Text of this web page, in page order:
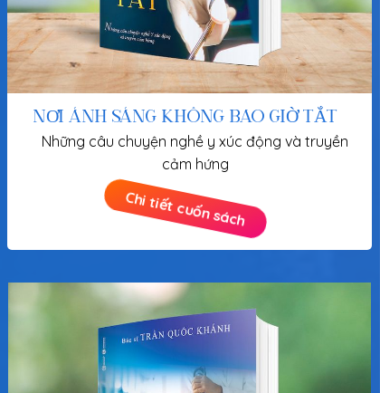
Những câu chuyện nghề y xúc động và truyền
cảm hứng
NƠI ÁNH SÁNG KHÔNG BAO GIỜ TẮT
Chi tiết cuốn sách